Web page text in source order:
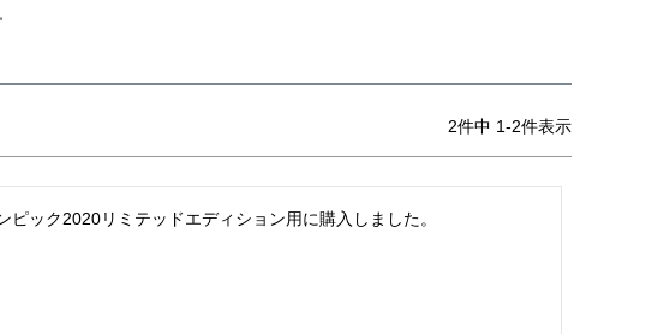
2件中 1-2件表示
ック2020リミテッドエディション用に購入しました。